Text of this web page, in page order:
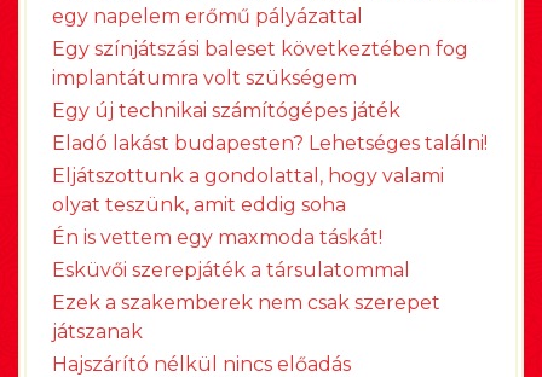
egy napelem erőmű pályázattal
Egy színjátszási baleset következtében fog
implantátumra volt szükségem
Egy új technikai számítógépes játék
Eladó lakást budapesten? Lehetséges találni!
Eljátszottunk a gondolattal, hogy valami
olyat teszünk, amit eddig soha
Én is vettem egy maxmoda táskát!
Esküvői szerepjáték a társulatommal
Ezek a szakemberek nem csak szerepet
játszanak
Hajszárító nélkül nincs előadás